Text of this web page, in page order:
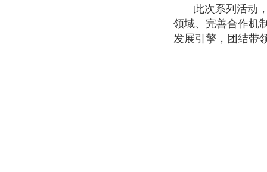
此次系列活动
领域、完善合作机
发展引擎，团结带